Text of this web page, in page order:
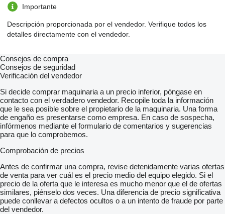
Importante
Descripción proporcionada por el vendedor. Verifique todos los
detalles directamente con el vendedor.
Consejos de compra
Consejos de seguridad
Verificación del vendedor
Si decide comprar maquinaria a un precio inferior, póngase en
contacto con el verdadero vendedor. Recopile toda la información
que le sea posible sobre el propietario de la maquinaria. Una forma
de engaño es presentarse como empresa. En caso de sospecha,
infórmenos mediante el formulario de comentarios y sugerencias
para que lo comprobemos.
Comprobación de precios
Antes de confirmar una compra, revise detenidamente varias ofertas
de venta para ver cuál es el precio medio del equipo elegido. Si el
precio de la oferta que le interesa es mucho menor que el de ofertas
similares, piénselo dos veces. Una diferencia de precio significativa
puede conllevar a defectos ocultos o a un intento de fraude por parte
del vendedor.